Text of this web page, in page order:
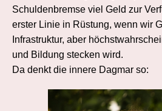
Schuldenbremse viel Geld zur
erster Linie in Rüstung, wenn wir
Infrastruktur, aber
und Bildung stecken wird.
Da denkt die innere Dagmar so: